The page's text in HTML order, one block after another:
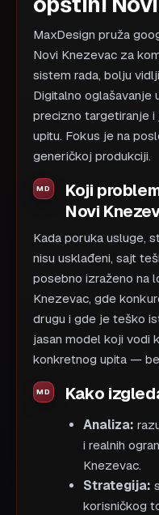
MaxDesign pruža
Novi Knezevac za
sistem rada, bolju
Digitalno oglašavanje
precizno targetiranje
upitu. Fokus je na
generičkoj produkciji.
Koji
Novi
Kada poruka usluge,
nisu usklađeni, sajt
posebno izraženo na
Knezevac, gde
drugu i gde je teško
jasan model koji vodi
konkretnog upita —
Kako
Analiza:
i realnih
Knezevac.
Strategija:
korisničkog